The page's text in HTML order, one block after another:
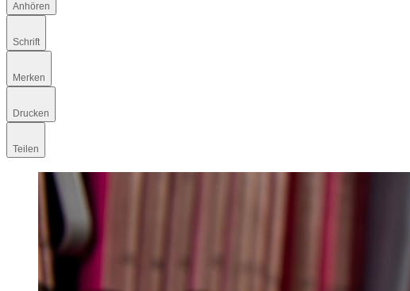
Anhören
Schrift
Merken
Drucken
Teilen